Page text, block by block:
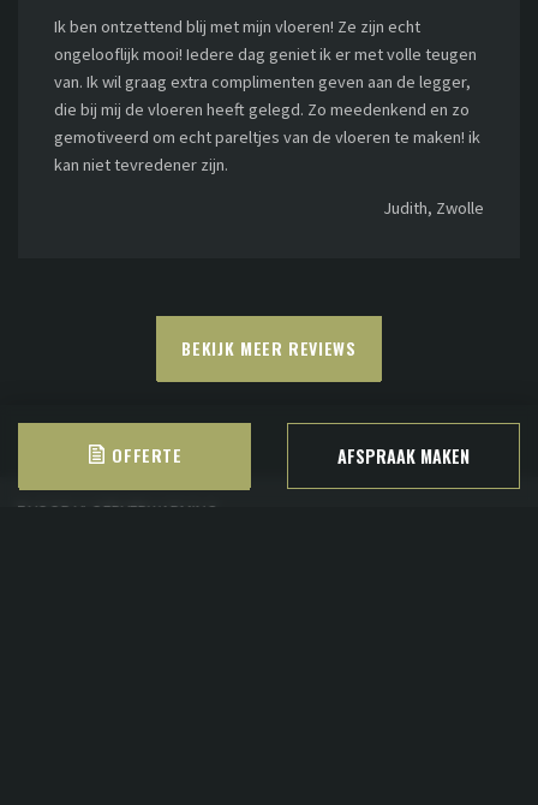
Ik ben ontzettend blij met mijn vloeren! Ze zijn echt
ongelooflijk mooi! Iedere dag geniet ik er met volle teugen
van. Ik wil graag extra complimenten geven aan de legger,
die bij mij de vloeren heeft gelegd. Zo meedenkend en zo
gemotiveerd om echt pareltjes van de vloeren te maken! ik
kan niet tevredener zijn.
Judith, Zwolle
BEKIJK MEER REVIEWS
OFFERTE AFSPRAAK MAKEN